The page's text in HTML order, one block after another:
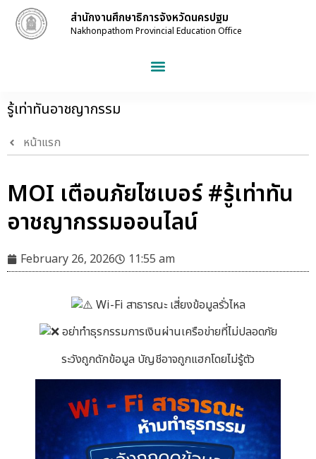
สำนักงานศึกษาธิการจังหวัดนครปฐม
Nakhonpathom Provincial Education Office
รู้เท่าทันอาชญากรรม
หน้าแรก
MOI เตือนภัยไซเบอร์ #รู้เท่าทัน
อาชญากรรมออนไลน์
February 26, 2026 11:55 am
Wi-Fi สาธารณะ เสี่ยงข้อมูลรั่วไหล
อย่าทำธุรกรรมการเงินผ่านเครือข่ายที่ไม่ปลอดภัย
ระวังถูกดักข้อมูล บัญชีอาจถูกแฮกโดยไม่รู้ตัว